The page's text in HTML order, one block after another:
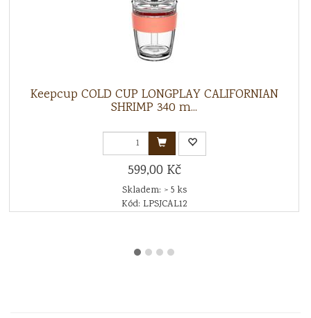
Keepcup COLD CUP LONGPLAY CALIFORNIAN
SHRIMP 340 m...
599,00 Kč
Skladem: > 5 ks
Kód: LPSJCAL12